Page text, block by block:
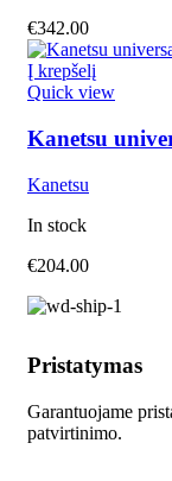
€342.00
Į krepšelį
Quick view
Kanetsu
Kanetsu
In stock
€204.00
Pristatymas
Garantuojame
patvirtinimo.